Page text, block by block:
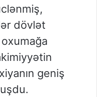
dövlət
geniş